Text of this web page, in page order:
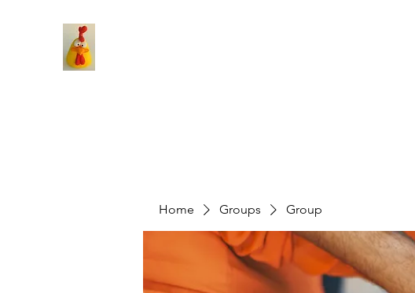
Home Groups Group